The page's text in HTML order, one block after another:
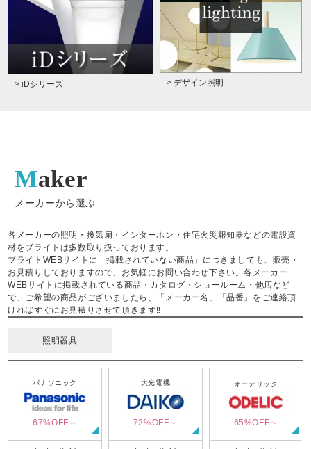
> iDシリーズ > デザイン照明
Maker
メーカーから選ぶ
各メーカーの照明・換気扇・インターホン・住宅火災報知器などの電設資
材をブライトは多数取り扱っております。
ブライトWEBサイトに「掲載されていない商品」につきましても、販売・
お見積りしておりますので、お気軽にお問い合わせ下さい。各メーカー
WEBサイトに掲載されている商品・カタログ・ショールーム・他店など
で、ご希望の商品がございましたら、「メーカー名」「品番」をご連絡頂
ければすぐにお見積りさせて頂きます‼
照明器具
パナソニック
67%OFF～
大光電機
72%OFF～
オーデリック
65%OFF～